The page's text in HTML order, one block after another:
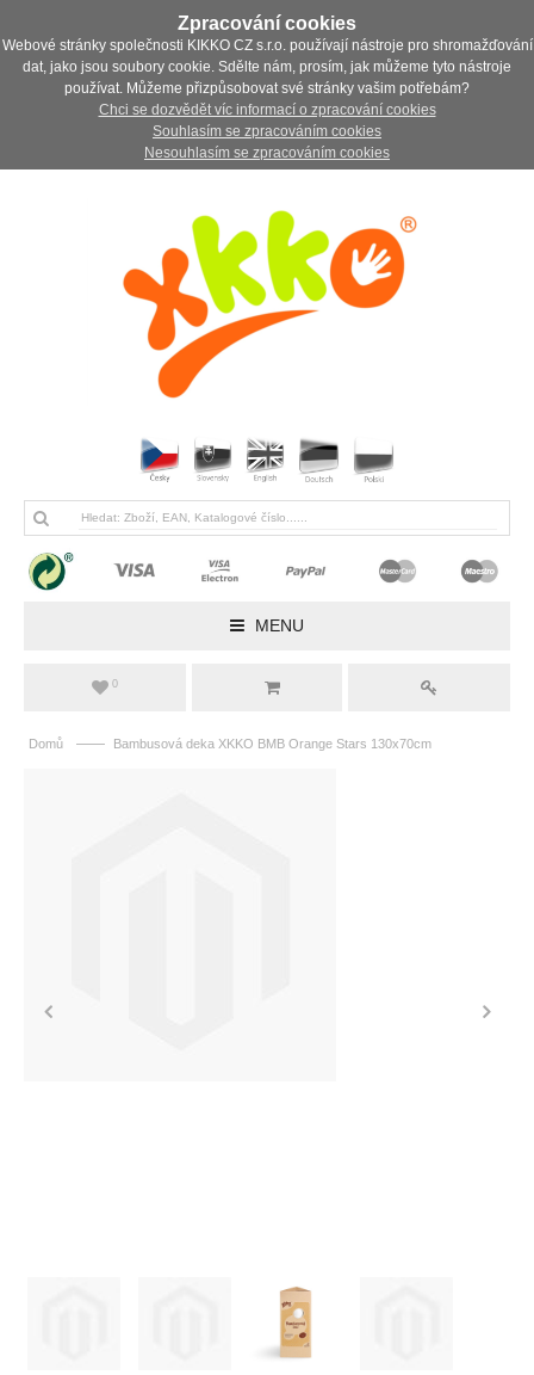
Zpracování cookies
Webové stránky společnosti KIKKO CZ s.r.o. používají nástroje pro shromažďování
dat, jako jsou soubory cookie. Sdělte nám, prosím, jak můžeme tyto nástroje
používat. Můžeme přizpůsobovat své stránky vašim potřebám?
Chci se dozvědět víc informací o zpracování cookies
Souhlasím se zpracováním cookies
Nesouhlasím se zpracováním cookies
MENU
0
Domů —— Bambusová deka XKKO BMB Orange Stars 130x70cm